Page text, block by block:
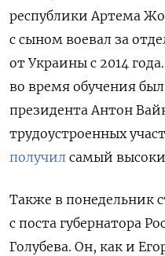
республики Артема
с сыном воевал за
от Украины с 2014
во время обучения
президента Антон
трудоустроенных
получил самый
Также в понедельник
с поста губернатора
Голубева. Он, как и